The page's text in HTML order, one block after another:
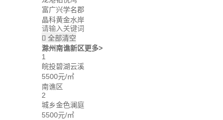
富广兴学名郡
晶科黄金水岸
 全部清空
滁州南谯新区更多>
1
皖投碧湖云溪
5500元/㎡
南谯区
2
城乡金色澜庭
5500元/㎡